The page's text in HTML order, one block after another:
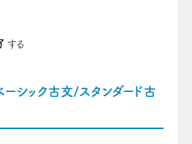
する
シック古文/スタンダード古